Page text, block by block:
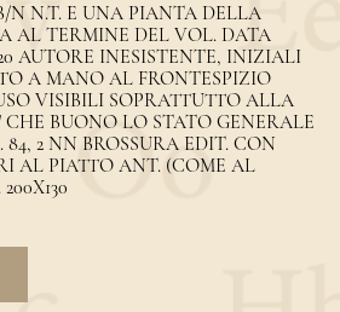
N N.T. E UNA PIANTA DELLA
AL TERMINE DEL VOL. DATA
AUTORE INESISTENTE, INIZIALI
A MANO AL FRONTESPIZIO
VISIBILI SOPRATTUTTO ALLA
BUONO LO STATO GENERALE
2 NN BROSSURA EDIT. CON
AL PIATTO ANT. (COME AL